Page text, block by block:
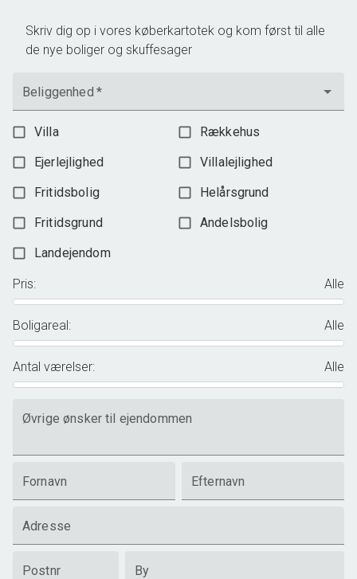
Skriv dig op i vores køberkartotek og kom først til alle
de nye boliger og skuffesager
Beliggenhed *
Villa
Rækkehus
Ejerlejlighed
Villalejlighed
Fritidsbolig
Helårsgrund
Fritidsgrund
Andelsbolig
Landejendom
Pris: Alle
Boligareal: Alle
Antal værelser: Alle
Øvrige ønsker til ejendommen
Fornavn Efternavn
Adresse
Postnr By